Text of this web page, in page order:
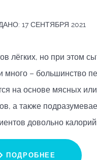
17 СЕНТЯБРЯ 2021
лёгких, но при этом
много – большинство
на основе мясных
а также
довольно
ПОДРОБНЕЕ